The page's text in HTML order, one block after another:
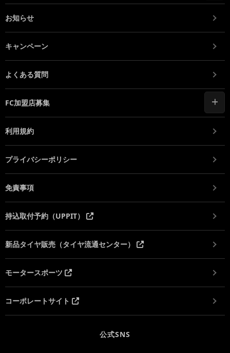
お知らせ
キャンペーン
よくある質問
FC加盟店募集
利用規約
プライバシーポリシー
免責事項
持込取付予約（UPPIT）
新品タイヤ販売（タイヤ流通センター）
モータースポーツ
コーポレートサイト
公式SNS